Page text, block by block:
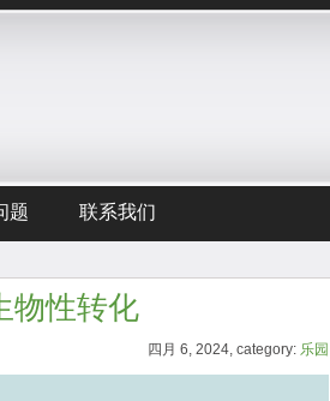
题 联系我们
物性转化
四月 6, 2024, category: 乐园